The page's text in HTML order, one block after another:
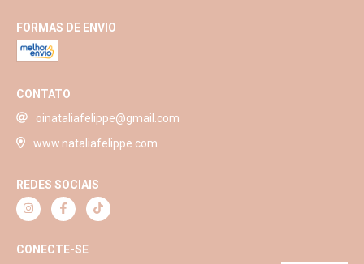
FORMAS DE ENVIO
CONTATO
oinataliafelippe@gmail.com
www.nataliafelippe.com
REDES SOCIAIS
CONECTE-SE